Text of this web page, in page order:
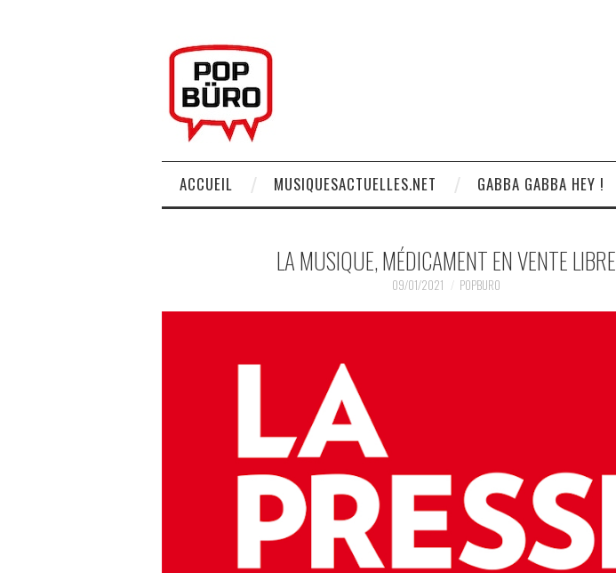
ACCUEIL MUSIQUESACTUELLES.NET GABBA GABBA HEY !
LA MUSIQUE, MÉDICAMENT EN VENTE LIBRE
09/01/2021 POPBURO